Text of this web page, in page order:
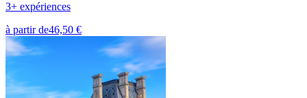
3+ expériences
à partir de46,50 €